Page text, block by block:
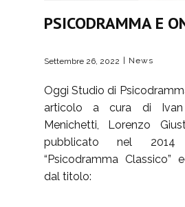
PSICODRAMMA E
Settembre 26, 2022 News
Oggi Studio di
articolo a cura di Ivan
Menichetti, Lorenzo
pubblicato nel
“Psicodramma Classico”
dal titolo: